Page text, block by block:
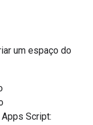
um espaço do
Script: